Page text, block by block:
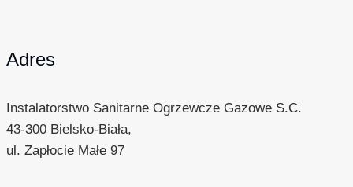
Adres
Instalatorstwo Sanitarne Ogrzewcze Gazowe S.C.
43-300 Bielsko-Biała,
ul. Zapłocie Małe 97